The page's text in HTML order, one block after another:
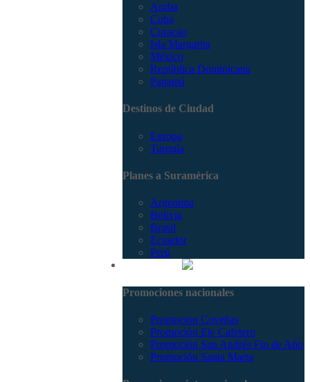
Aruba
Cuba
Curacao
Isla Margarita
México
República Dominicana
Panamá
Destinos de Ciudad
Europa
Turquía
Planes a Suramérica
Argentina
Bolivia
Brasil
Ecuador
Perú
Promociones nacionales
Promocion Coveñas
Promoción Eje Cafetero
Promoción San Andrés Fin de Año
Promoción Santa Marta